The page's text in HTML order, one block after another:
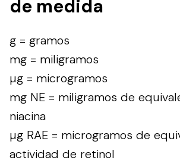
de medida
g = gramos
mg = miligramos
µg = microgramos
mg NE = miligramos de
niacina
µg RAE = microgramos de
actividad de retinol